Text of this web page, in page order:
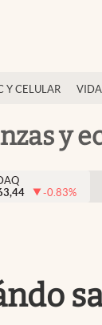
Y CELULAR
y
-0.83%